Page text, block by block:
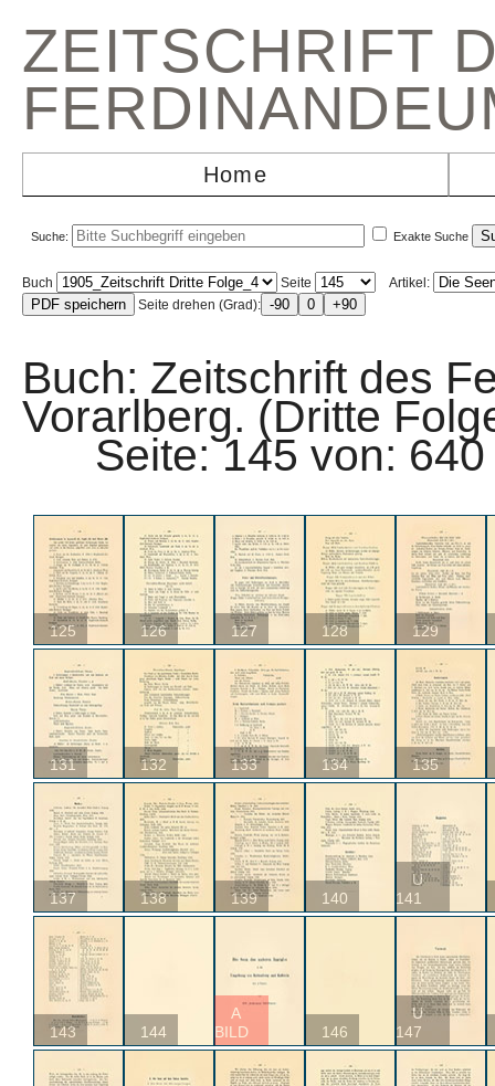
ZEITSCHRIFT
Home
Suche: Exakte Suche
Buch Seite
Artikel:
Seite drehen (Grad):
Buch: Zeitschrift des
Vorarlberg. (Dritte
Seite: 145 von:
125 126 127 128 129
131 132 133 134 135
137 138 139 140
U
141
143 144
A
BILD
146
U
147